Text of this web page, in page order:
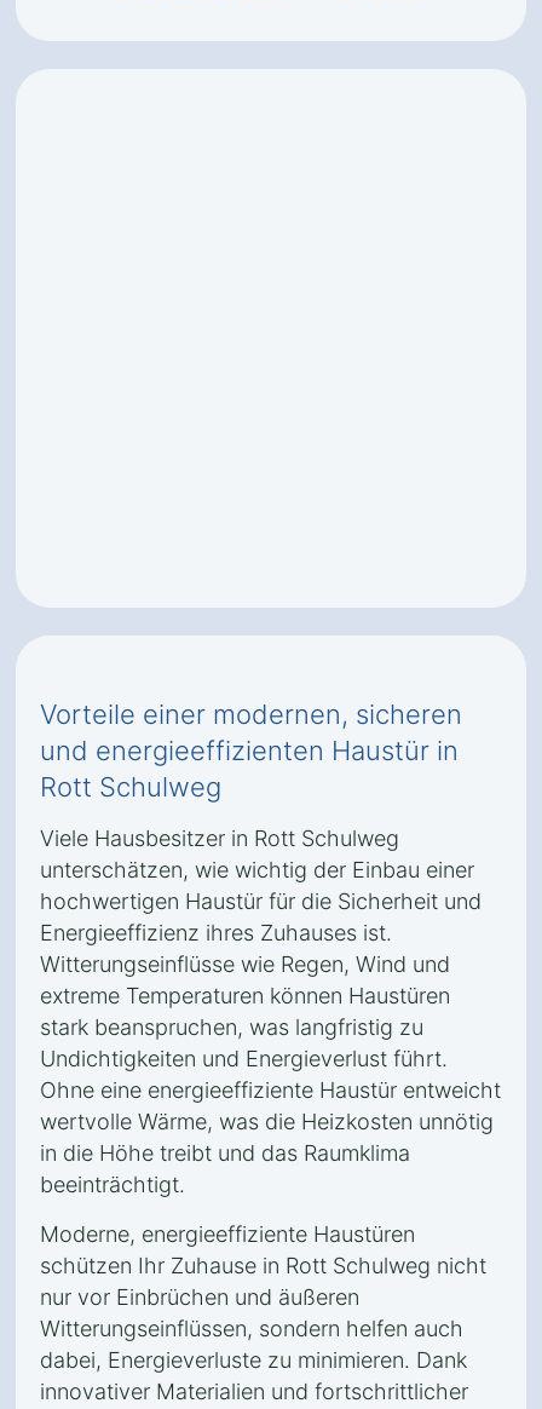
Vorteile einer modernen, sicheren
und energieeffizienten Haustür in
Rott Schulweg
Viele Hausbesitzer in Rott Schulweg
unterschätzen, wie wichtig der Einbau einer
hochwertigen Haustür für die Sicherheit und
Energieeffizienz ihres Zuhauses ist.
Witterungseinflüsse wie Regen, Wind und
extreme Temperaturen können Haustüren
stark beanspruchen, was langfristig zu
Undichtigkeiten und Energieverlust führt.
Ohne eine energieeffiziente Haustür entweicht
wertvolle Wärme, was die Heizkosten unnötig
in die Höhe treibt und das Raumklima
beeinträchtigt.
Moderne, energieeffiziente Haustüren
schützen Ihr Zuhause in Rott Schulweg nicht
nur vor Einbrüchen und äußeren
Witterungseinflüssen, sondern helfen auch
dabei, Energieverluste zu minimieren. Dank
innovativer Materialien und fortschrittlicher